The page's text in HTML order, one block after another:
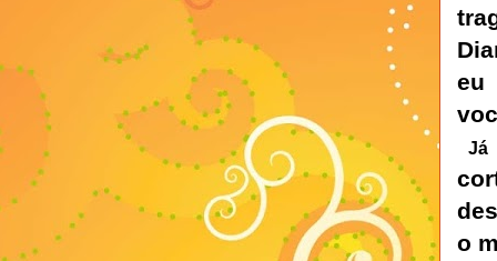
eu
Já
o